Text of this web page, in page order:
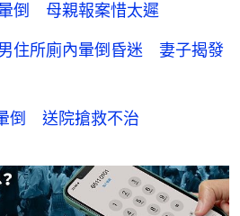
倒 母親報案惜太遲
住所廁內暈倒昏迷 妻子揭發
倒 送院搶救不治